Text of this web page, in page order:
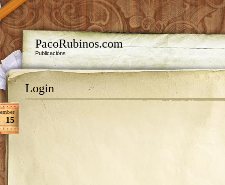
PacoRubinos.com
Publicacións
Login
15